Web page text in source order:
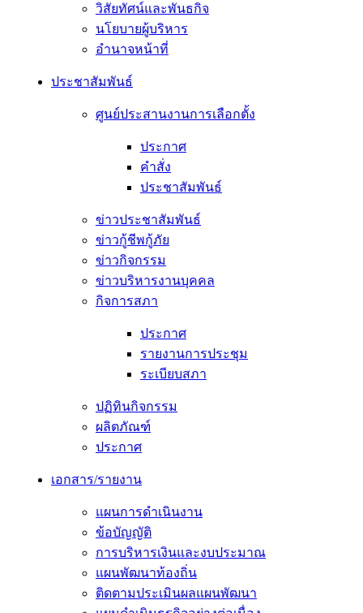
วิสัยทัศน์และพันธกิจ
นโยบายผู้บริหาร
อํานาจหน้าที่
ประชาสัมพันธ์
ศูนย์ประสานงานการเลือกตั้ง
ประกาศ
คำสั่ง
ประชาสัมพันธ์
ข่าวประชาสัมพันธ์
ข่าวกู้ชีพกู้ภัย
ข่าวกิจกรรม
ข่าวบริหารงานบุคคล
กิจการสภา
ประกาศ
รายงานการประชุม
ระเบียบสภา
ปฏิทินกิจกรรม
ผลิตภัณฑ์
ประกาศ
เอกสาร/รายงาน
แผนการดำเนินงาน
ข้อบัญญัติ
การบริหารเงินและงบประมาณ
แผนพัฒนาท้องถิ่น
ติดตามประเมินผลแผนพัฒนา